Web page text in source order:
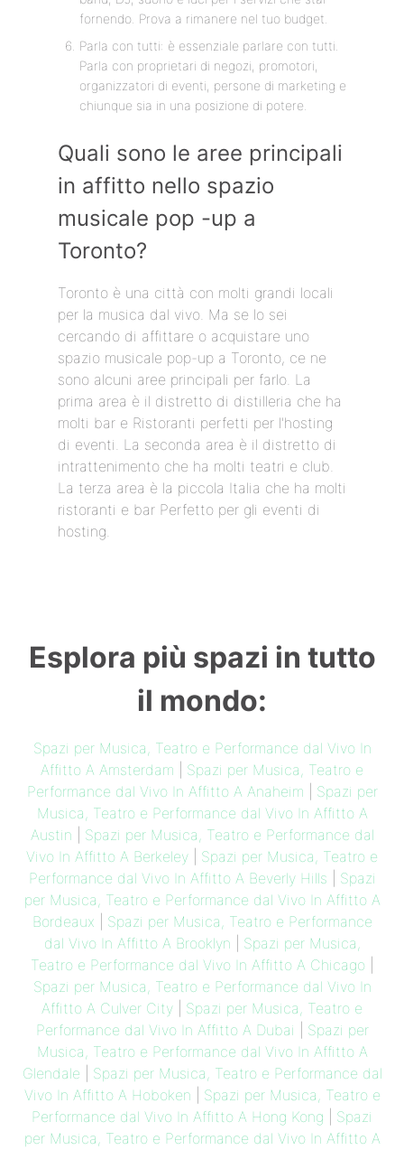
fornendo. Prova a rimanere nel tuo budget.
Parla con tutti: è essenziale parlare con tutti.
Parla con proprietari di negozi, promotori,
organizzatori di eventi, persone di marketing e
chiunque sia in una posizione di potere.
Quali sono le aree principali
in affitto nello spazio
musicale pop -up a
Toronto?
Toronto è una città con molti grandi locali
per la musica dal vivo. Ma se lo sei
cercando di affittare o acquistare uno
spazio musicale pop-up a Toronto, ce ne
sono alcuni aree principali per farlo. La
prima area è il distretto di distilleria che ha
molti bar e Ristoranti perfetti per l'hosting
di eventi. La seconda area è il distretto di
intrattenimento che ha molti teatri e club.
La terza area è la piccola Italia che ha molti
ristoranti e bar Perfetto per gli eventi di
hosting.
Esplora più spazi in tutto
il mondo:
Spazi per Musica, Teatro e Performance dal Vivo In
Affitto A Amsterdam
Spazi per Musica, Teatro e
Performance dal Vivo In Affitto A Anaheim
Spazi per
Musica, Teatro e Performance dal Vivo In Affitto A
Austin
Spazi per Musica, Teatro e Performance dal
Vivo In Affitto A Berkeley
Spazi per Musica, Teatro e
Performance dal Vivo In Affitto A Beverly Hills
Spazi
per Musica, Teatro e Performance dal Vivo In Affitto A
Bordeaux
Spazi per Musica, Teatro e Performance
dal Vivo In Affitto A Brooklyn
Spazi per Musica,
Teatro e Performance dal Vivo In Affitto A Chicago
Spazi per Musica, Teatro e Performance dal Vivo In
Affitto A Culver City
Spazi per Musica, Teatro e
Performance dal Vivo In Affitto A Dubai
Spazi per
Musica, Teatro e Performance dal Vivo In Affitto A
Glendale
Spazi per Musica, Teatro e Performance dal
Vivo In Affitto A Hoboken
Spazi per Musica, Teatro e
Performance dal Vivo In Affitto A Hong Kong
Spazi
per Musica, Teatro e Performance dal Vivo In Affitto A